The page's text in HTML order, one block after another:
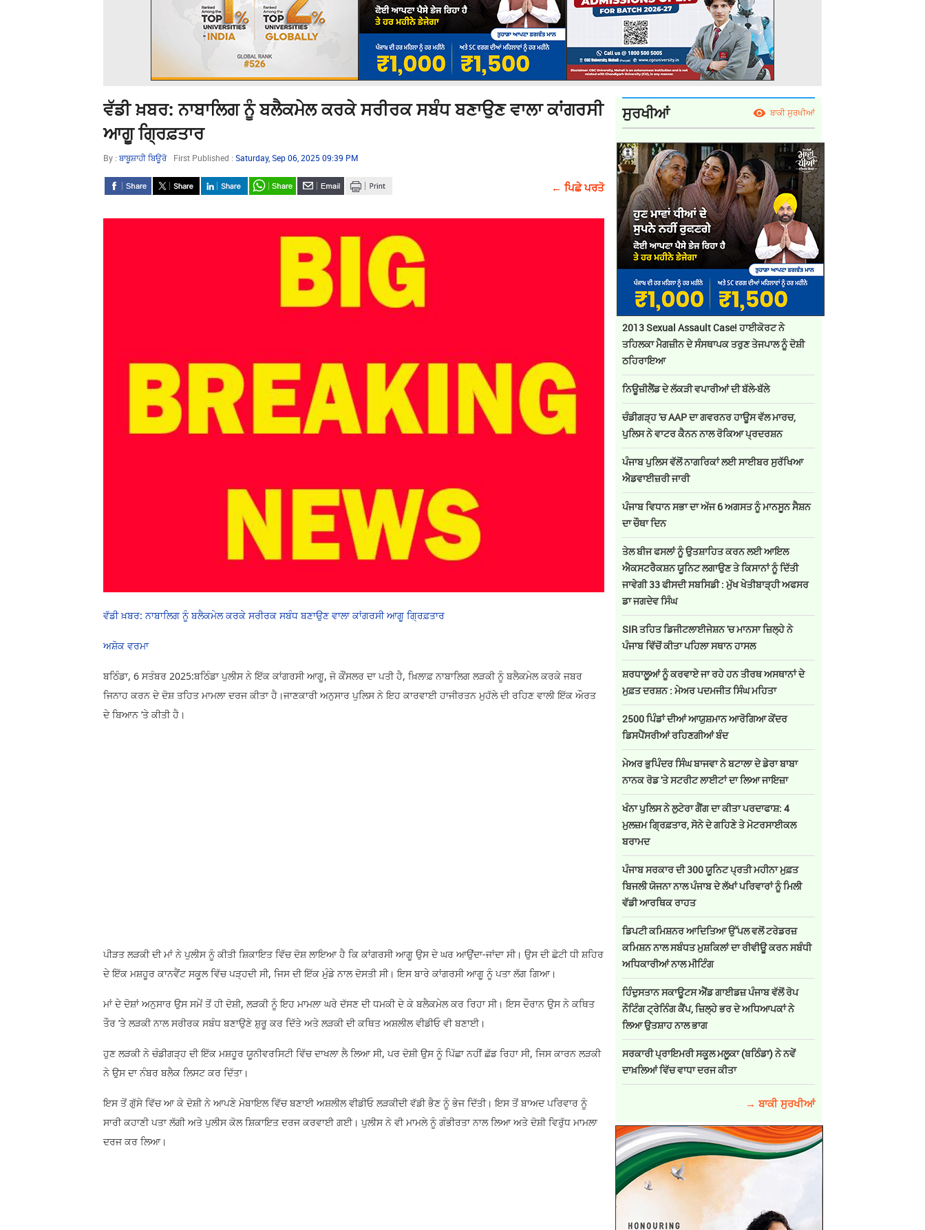
ਵੱਡੀ ਖ਼ਬਰ: ਨਾਬਾਲਿਗ ਨੂੰ ਬਲੈਕਮੇਲ ਕਰਕੇ ਸਰੀਰਕ ਸਬੰਧ ਬਣਾਉਣ ਵਾਲਾ ਕਾਂਗਰਸੀ
ਆਗੂ ਗ੍ਰਿਫ਼ਤਾਰ
By : ਬਾਬੂਸ਼ਾਹੀ ਬਿਊਰੋ First Published : Saturday, Sep 06, 2025 09:39 PM
← ਪਿਛੇ ਪਰਤੋ
ਵੱਡੀ ਖ਼ਬਰ: ਨਾਬਾਲਿਗ ਨੂੰ ਬਲੈਕਮੇਲ ਕਰਕੇ ਸਰੀਰਕ ਸਬੰਧ ਬਣਾਉਣ ਵਾਲਾ ਕਾਂਗਰਸੀ ਆਗੂ ਗਿ੍ਰਫ਼ਤਾਰ
ਅਸ਼ੋਕ ਵਰਮਾ
ਬਠਿੰਡਾ, 6 ਸਤੰਬਰ 2025:ਬਠਿੰਡਾ ਪੁਲੀਸ ਨੇ ਇੱਕ ਕਾਂਗਰਸੀ ਆਗੂ, ਜੋ ਕੌਂਸਲਰ ਦਾ ਪਤੀ ਹੈ, ਖ਼ਿਲਾਫ਼ ਨਾਬਾਲਿਗ ਲੜਕੀ ਨੂੰ ਬਲੈਕਮੇਲ ਕਰਕੇ ਜਬਰ
ਜਿਨਾਹ ਕਰਨ ਦੇ ਦੋਸ਼ ਤਹਿਤ ਮਾਮਲਾ ਦਰਜ ਕੀਤਾ ਹੈ।ਜਾਣਕਾਰੀ ਅਨੁਸਾਰ ਪੁਲਿਸ ਨੇ ਇਹ ਕਾਰਵਾਈ ਹਾਜੀਰਤਨ ਮੁਹੱਲੇ ਦੀ ਰਹਿਣ ਵਾਲੀ ਇੱਕ ਔਰਤ
ਦੇ ਬਿਆਨ ’ਤੇ ਕੀਤੀ ਹੈ।
ਪੀੜਤ ਲੜਕੀ ਦੀ ਮਾਂ ਨੇ ਪੁਲੀਸ ਨੂੰ ਕੀਤੀ ਸ਼ਿਕਾਇਤ ਵਿੱਚ ਦੋਸ਼ ਲਾਇਆ ਹੈ ਕਿ ਕਾਂਗਰਸੀ ਆਗੂ ਉਸ ਦੇ ਘਰ ਆਉਂਦਾ-ਜਾਂਦਾ ਸੀ। ਉਸ ਦੀ ਛੋਟੀ ਧੀ ਸ਼ਹਿਰ
ਦੇ ਇੱਕ ਮਸ਼ਹੂਰ ਕਾਨਵੈਂਟ ਸਕੂਲ ਵਿੱਚ ਪੜ੍ਹਦੀ ਸੀ, ਜਿਸ ਦੀ ਇੱਕ ਮੁੰਡੇ ਨਾਲ ਦੋਸਤੀ ਸੀ। ਇਸ ਬਾਰੇ ਕਾਂਗਰਸੀ ਆਗੂ ਨੂੰ ਪਤਾ ਲੱਗ ਗਿਆ।
ਮਾਂ ਦੇ ਦੋਸ਼ਾਂ ਅਨੁਸਾਰ ਉਸ ਸਮੇਂ ਤੋਂ ਹੀ ਦੋਸ਼ੀ, ਲੜਕੀ ਨੂੰ ਇਹ ਮਾਮਲਾ ਘਰੇ ਦੱਸਣ ਦੀ ਧਮਕੀ ਦੇ ਕੇ ਬਲੈਕਮੇਲ ਕਰ ਰਿਹਾ ਸੀ। ਇਸ ਦੌਰਾਨ ਉਸ ਨੇ ਕਥਿਤ
ਤੌਰ ’ਤੇ ਲੜਕੀ ਨਾਲ ਸਰੀਰਕ ਸਬੰਧ ਬਣਾਉਣੇ ਸ਼ੁਰੂ ਕਰ ਦਿੱਤੇ ਅਤੇ ਲੜਕੀ ਦੀ ਕਥਿਤ ਅਸ਼ਲੀਲ ਵੀਡੀਓ ਵੀ ਬਣਾਈ।
ਹੁਣ ਲੜਕੀ ਨੇ ਚੰਡੀਗੜ੍ਹ ਦੀ ਇੱਕ ਮਸ਼ਹੂਰ ਯੂਨੀਵਰਸਿਟੀ ਵਿੱਚ ਦਾਖਲਾ ਲੈ ਲਿਆ ਸੀ, ਪਰ ਦੋਸ਼ੀ ਉਸ ਨੂੰ ਪਿੱਛਾ ਨਹੀਂ ਛੱਡ ਰਿਹਾ ਸੀ, ਜਿਸ ਕਾਰਨ ਲੜਕੀ
ਨੇ ਉਸ ਦਾ ਨੰਬਰ ਬਲੈਕ ਲਿਸਟ ਕਰ ਦਿੱਤਾ।
ਇਸ ਤੋਂ ਗੁੱਸੇ ਵਿੱਚ ਆ ਕੇ ਦੋਸ਼ੀ ਨੇ ਆਪਣੇ ਮੋਬਾਇਲ ਵਿੱਚ ਬਣਾਈ ਅਸ਼ਲੀਲ ਵੀਡੀਓ ਲੜਕੀਦੀ ਵੱਡੀ ਭੈਣ ਨੂੰ ਭੇਜ ਦਿੱਤੀ। ਇਸ ਤੋਂ ਬਾਅਦ ਪਰਿਵਾਰ ਨੂੰ
ਸਾਰੀ ਕਹਾਣੀ ਪਤਾ ਲੱਗੀ ਅਤੇ ਪੁਲੀਸ ਕੋਲ ਸ਼ਿਕਾਇਤ ਦਰਜ ਕਰਵਾਈ ਗਈ। ਪੁਲੀਸ ਨੇ ਵੀ ਮਾਮਲੇ ਨੂੰ ਗੰਭੀਰਤਾ ਨਾਲ ਲਿਆ ਅਤੇ ਦੋਸ਼ੀ ਵਿਰੁੱਧ ਮਾਮਲਾ
ਦਰਜ ਕਰ ਲਿਆ।
ਸੁਰਖੀਆਂ ਬਾਕੀ ਸੁਰਖੀਆਂ
2013 Sexual Assault Case! ਹਾਈਕੋਰਟ ਨੇ
ਤਹਿਲਕਾ ਮੈਗਜ਼ੀਨ ਦੇ ਸੰਸਥਾਪਕ ਤਰੁਣ ਤੇਜਪਾਲ ਨੂੰ ਦੋਸ਼ੀ
ਠਹਿਰਾਇਆ
ਨਿਊਜ਼ੀਲੈਂਡ ਦੇ ਲੱਕੜੀ ਵਪਾਰੀਆਂ ਦੀ ਬੱਲੇ-ਬੱਲੇ
ਚੰਡੀਗੜ੍ਹ 'ਚ AAP ਦਾ ਗਵਰਨਰ ਹਾਊਸ ਵੱਲ ਮਾਰਚ,
ਪੁਲਿਸ ਨੇ ਵਾਟਰ ਕੈਨਨ ਨਾਲ ਰੋਕਿਆ ਪ੍ਰਦਰਸ਼ਨ
ਪੰਜਾਬ ਪੁਲਿਸ ਵੱਲੋਂ ਨਾਗਰਿਕਾਂ ਲਈ ਸਾਈਬਰ ਸੁਰੱਖਿਆ
ਐਡਵਾਈਜ਼ਰੀ ਜਾਰੀ
ਪੰਜਾਬ ਵਿਧਾਨ ਸਭਾ ਦਾ ਅੱਜ 6 ਅਗਸਤ ਨੂੰ ਮਾਨਸੂਨ ਸੈਸ਼ਨ
ਦਾ ਚੌਥਾ ਦਿਨ
ਤੇਲ ਬੀਜ ਫਸਲਾਂ ਨੂੰ ਉਤਸ਼ਾਹਿਤ ਕਰਨ ਲਈ ਆਇਲ
ਐਕਸਟਰੈਕਸ਼ਨ ਯੂਨਿਟ ਲਗਾਉਣ ਤੇ ਕਿਸਾਨਾਂ ਨੂੰ ਦਿੱਤੀ
ਜਾਵੇਗੀ 33 ਫੀਸਦੀ ਸਬਸਿਡੀ : ਮੁੱਖ ਖੇਤੀਬਾੜ੍ਹੀ ਅਫਸਰ
ਡਾ ਜਗਦੇਵ ਸਿੰਘ
SIR ਤਹਿਤ ਡਿਜੀਟਲਾਈਜੇਸ਼ਨ 'ਚ ਮਾਨਸਾ ਜ਼ਿਲ੍ਹੇ ਨੇ
ਪੰਜਾਬ ਵਿੱਚੋਂ ਕੀਤਾ ਪਹਿਲਾ ਸਥਾਨ ਹਾਸਲ
ਸ਼ਰਧਾਲੂਆਂ ਨੂੰ ਕਰਵਾਏ ਜਾ ਰਹੇ ਹਨ ਤੀਰਥ ਅਸਥਾਨਾਂ ਦੇ
ਮੁਫ਼ਤ ਦਰਸ਼ਨ : ਮੇਅਰ ਪਦਮਜੀਤ ਸਿੰਘ ਮਹਿਤਾ
2500 ਪਿੰਡਾਂ ਦੀਆਂ ਆਯੁਸ਼ਮਾਨ ਆਰੋਗਿਆ ਕੇਂਦਰ
ਡਿਸਪੈਂਸਰੀਆਂ ਰਹਿਣਗੀਆਂ ਬੰਦ
ਮੇਅਰ ਭੁਪਿੰਦਰ ਸਿੰਘ ਬਾਜਵਾ ਨੇ ਬਟਾਲਾ ਦੇ ਡੇਰਾ ਬਾਬਾ
ਨਾਨਕ ਰੋਡ 'ਤੇ ਸਟਰੀਟ ਲਾਈਟਾਂ ਦਾ ਲਿਆ ਜਾਇਜ਼ਾ
ਖੰਨਾ ਪੁਲਿਸ ਨੇ ਲੁਟੇਰਾ ਗੈਂਗ ਦਾ ਕੀਤਾ ਪਰਦਾਫਾਸ਼: 4
ਮੁਲਜ਼ਮ ਗ੍ਰਿਫ਼ਤਾਰ, ਸੋਨੇ ਦੇ ਗਹਿਣੇ ਤੇ ਮੋਟਰਸਾਈਕਲ
ਬਰਾਮਦ
ਪੰਜਾਬ ਸਰਕਾਰ ਦੀ 300 ਯੂਨਿਟ ਪ੍ਰਤੀ ਮਹੀਨਾ ਮੁਫ਼ਤ
ਬਿਜਲੀ ਯੋਜਨਾ ਨਾਲ ਪੰਜਾਬ ਦੇ ਲੱਖਾਂ ਪਰਿਵਾਰਾਂ ਨੂੰ ਮਿਲੀ
ਵੱਡੀ ਆਰਥਿਕ ਰਾਹਤ
ਡਿਪਟੀ ਕਮਿਸ਼ਨਰ ਆਦਿਤਿਆ ਉੱਪਲ ਵਲੋਂ ਟਰੇਡਰਜ਼
ਕਮਿਸ਼ਨ ਨਾਲ ਸਬੰਧਤ ਮੁਸ਼ਕਿਲਾਂ ਦਾ ਰੀਵੀਊ ਕਰਨ ਸਬੰਧੀ
ਅਧਿਕਾਰੀਆਂ ਨਾਲ ਮੀਟਿੰਗ
ਹਿੰਦੁਸਤਾਨ ਸਕਾਊਟਸ ਐਂਡ ਗਾਈਡਜ਼ ਪੰਜਾਬ ਵੱਲੋਂ ਰੋਪ
ਨੌਟਿੰਗ ਟ੍ਰੇਨਿੰਗ ਕੈਂਪ, ਜ਼ਿਲ੍ਹੇ ਭਰ ਦੇ ਅਧਿਆਪਕਾਂ ਨੇ
ਲਿਆ ਉਤਸ਼ਾਹ ਨਾਲ ਭਾਗ
ਸਰਕਾਰੀ ਪ੍ਰਾਇਮਰੀ ਸਕੂਲ ਮਲੂਕਾ (ਬਠਿੰਡਾ) ਨੇ ਨਵੇਂ
ਦਾਖ਼ਲਿਆਂ ਵਿੱਚ ਵਾਧਾ ਦਰਜ ਕੀਤਾ
→ ਬਾਕੀ ਸੁਰਖੀਆਂ